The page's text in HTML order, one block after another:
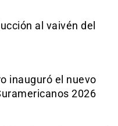
al vaivén del
inauguró el nuevo
2026